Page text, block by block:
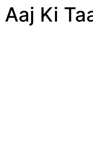
Aaj Ki